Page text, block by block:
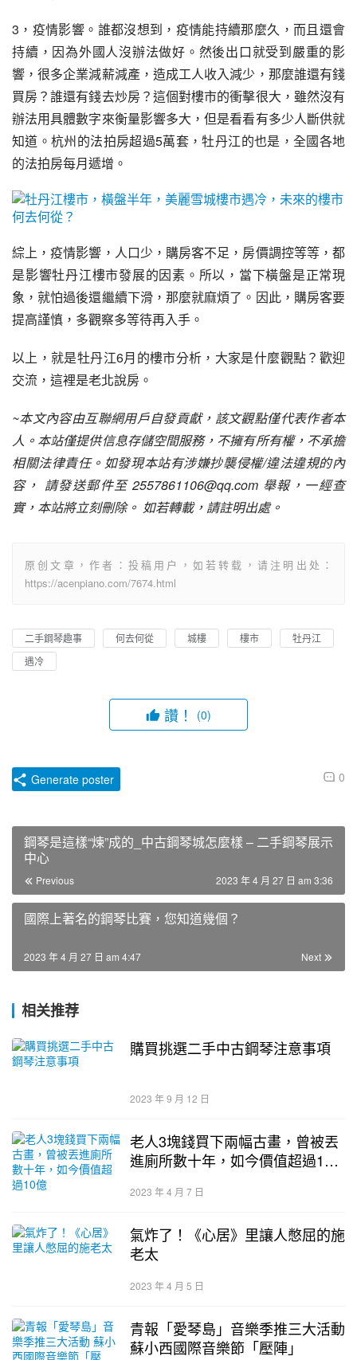
3，疫情影響。誰都沒想到，疫情能持續那麼久，而且還會
持續，因為外國人沒辦法做好。然後出口就受到嚴重的影
響，很多企業減薪減產，造成工人收入減少，那麼誰還有錢
買房？誰還有錢去炒房？這個對樓市的衝擊很大，雖然沒有
辦法用具體數字來衡量影響多大，但是看看有多少人斷供就
知道。杭州的法拍房超過5萬套，牡丹江的也是，全國各地
的法拍房每月遞增。
綜上，疫情影響，人口少，購房客不足，房價調控等等，都
是影響牡丹江樓市發展的因素。所以，當下橫盤是正常現
象，就怕過後還繼續下滑，那麼就麻煩了。因此，購房客要
提高謹慎，多觀察多等待再入手。
以上，就是牡丹江6月的樓市分析，大家是什麼觀點？歡迎
交流，這裡是老北說房。
~本文內容由互聯網用戶自發貢獻，該文觀點僅代表作者本
人。本站僅提供信息存儲空間服務，不擁有所有權，不承擔
相關法律責任。如發現本站有涉嫌抄襲侵權/違法違規的內
容， 請發送郵件至 2557861106@qq.com 舉報，一經查
實，本站將立刻刪除。 如若轉載，請註明出處。
原创文章，作者：投稿用户，如若转载，请注明出处：
https://acenpiano.com/7674.html
二手鋼琴趣事 何去何從 城樓 樓市
牡丹江
遇冷
讚！ (0)
0
Generate poster
鋼琴是這樣“煉”成的_中古鋼琴城怎麼樣 – 二手鋼琴展示
中心
Previous 2023 年 4 月 27 日 am 3:36
國際上著名的鋼琴比賽，您知道幾個？
Next
2023 年 4 月 27 日 am 4:47
相关推荐
購買挑選二手中古鋼琴注意事項
2023 年 9 月 12 日
老人3塊錢買下兩幅古畫，曾被丟
進廁所數十年，如今價值超過10
2023 年 4 月 7 日
氣炸了！《心居》里讓人憋屈的施
老太
2023 年 4 月 5 日
青報「愛琴島」音樂季推三大活動
蘇小西國際音樂節「壓陣」